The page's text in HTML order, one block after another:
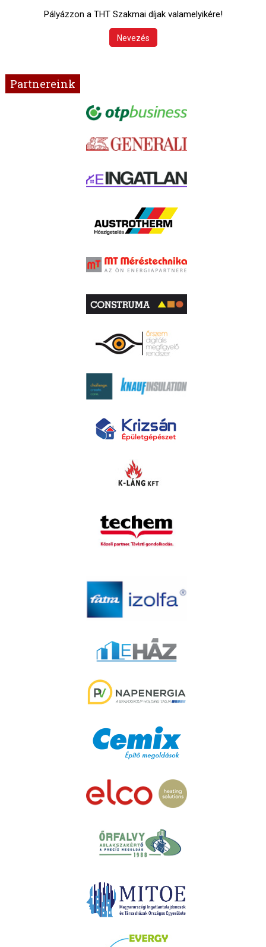
Pályázzon a THT Szakmai díjak valamelyikére!
Nevezés
Partnereink